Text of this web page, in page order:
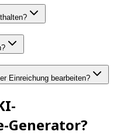
Einreichung bearbeiten?
Generator?